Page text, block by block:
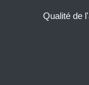
Qualité de